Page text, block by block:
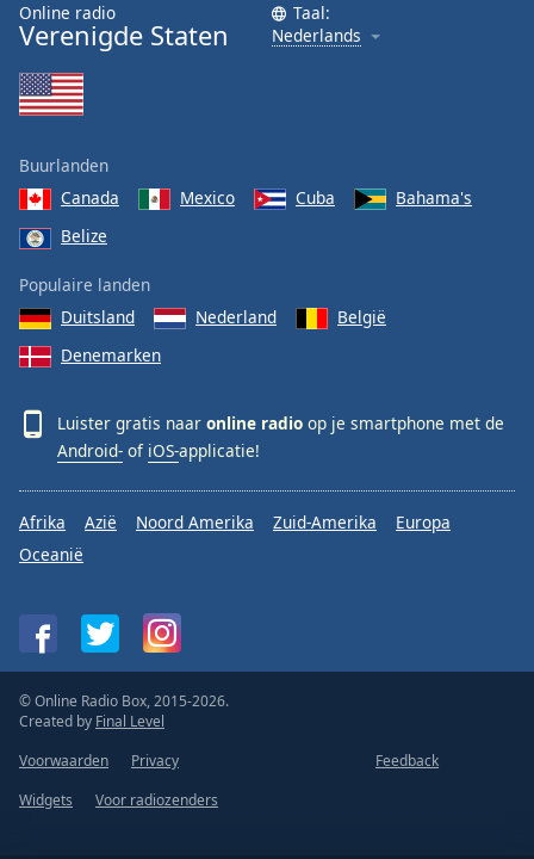
Online radio
Verenigde Staten
Taal:
Nederlands
Buurlanden
Canada
Mexico Cuba
Bahama's
Belize
Populaire landen
Duitsland
Nederland
België
Denemarken
Luister gratis naar online radio op je smartphone met de
Android- of iOS-applicatie!
Afrika Azië Noord Amerika Zuid-Amerika
Europa
Oceanië
© Online Radio Box, 2015-2026.
Created by Final Level
Voorwaarden
Privacy
Feedback
Widgets
Voor radiozenders